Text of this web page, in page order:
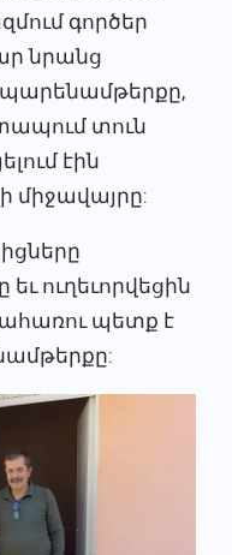
գործեր
նրանց
տուն
էին
միջավայրը:
ուղեւորվեցին
պետք է